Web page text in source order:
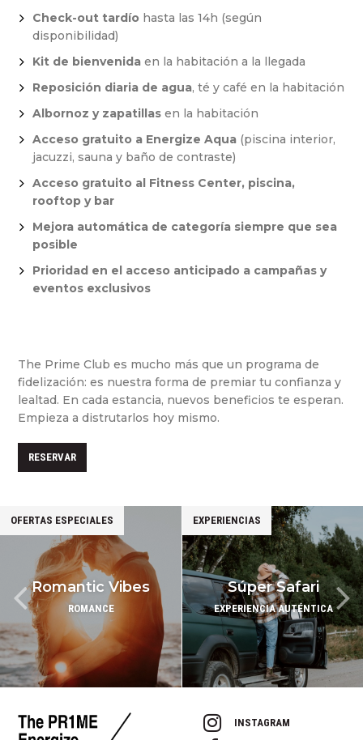
Check-out tardío hasta las 14h (según
disponibilidad)
Kit de bienvenida en la habitación a la llegada
Reposición diaria de agua, té y café en la habitación
Albornoz y zapatillas en la habitación
Acceso gratuito a Energize Aqua (piscina interior,
jacuzzi, sauna y baño de contraste)
Acceso gratuito al Fitness Center, piscina,
rooftop y bar
Mejora automática de categoría siempre que sea
posible
Prioridad en el acceso anticipado a campañas y
eventos exclusivos
The Prime Club es mucho más que un programa de
fidelización: es nuestra forma de premiar tu confianza y
lealtad. En cada estancia, nuevos beneficios te esperan.
Empieza a distrutarlos hoy mismo.
RESERVAR
Romantic Vibes
ROMANCE
OFERTAS ESPECIALES
Súper Safari
EXPERIENCIA AUTÉNTICA
EXPERIENCIAS
INSTAGRAM